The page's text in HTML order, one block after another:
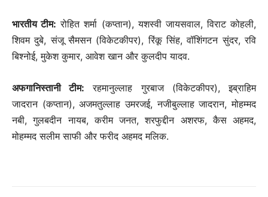
भारतीय टीम: रोहित शर्मा (कप्तान), यशस्वी जायसवाल, विराट कोहली,
शिवम दुबे, संजू सैमसन (विकेटकीपर), रिंकू सिंह, वॉशिंगटन सुंदर, रवि
बिश्नोई, मुकेश कुमार, आवेश खान और कुलदीप यादव.
अफगानिस्तानी टीम: रहमानुल्लाह गुरबाज (विकेटकीपर), इब्राहिम
जादरान (कप्तान), अजमतुल्लाह उमरजई, नजीबुल्लाह जादरान, मोहम्मद
नबी, गुलबदीन नायब, करीम जनत, शरफुद्दीन अशरफ, कैस अहमद,
मोहम्मद सलीम साफी और फरीद अहमद मलिक.